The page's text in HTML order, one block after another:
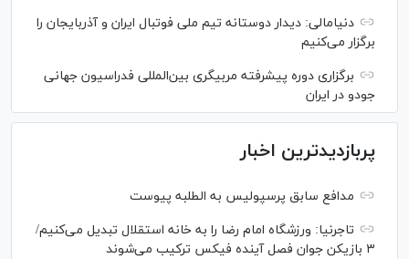
دنیامالی: دیدار دوستانه تیم ملی فوتبال ایران و آذربایجان را
برگزار می‌کنیم
برگزاری دوره پیشرفته مربیگری بین‌المللی فدراسیون جهانی
جودو در ایران
پربازدیدترین اخبار
مدافع سابق پرسپولیس به الطلبه پیوست
تاجرنیا: ورزشگاه امام رضا را به خانه استقلال تبدیل می‌کنیم/
۳ بازیکن جوان فصل آینده فیکس ترکیب می‌شوند